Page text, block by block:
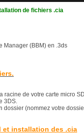
de fichiers .cia
Manager (BBM) en .3ds
racine de votre carte micro
3DS.
dossier (nommez votre
et installation des .cia